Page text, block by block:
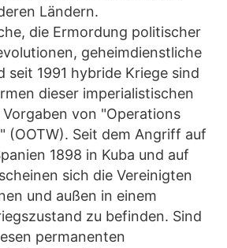
Ländern.
die Ermordung politischer
geheimdienstliche
seit 1991 hybride Kriege sind
dieser imperialistischen
von "Operations
(OOTW). Seit dem Angriff auf
1898 in Kuba und auf
sich die Vereinigten
und außen in einem
zu befinden. Sind
permanenten